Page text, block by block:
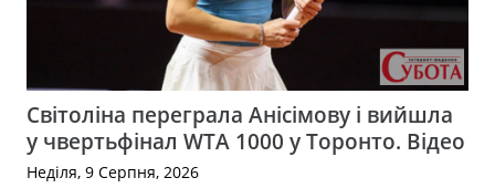
Світоліна переграла Анісімову і вийшла
у чвертьфінал WTA 1000 у Торонто. Відео
Неділя, 9 Серпня, 2026